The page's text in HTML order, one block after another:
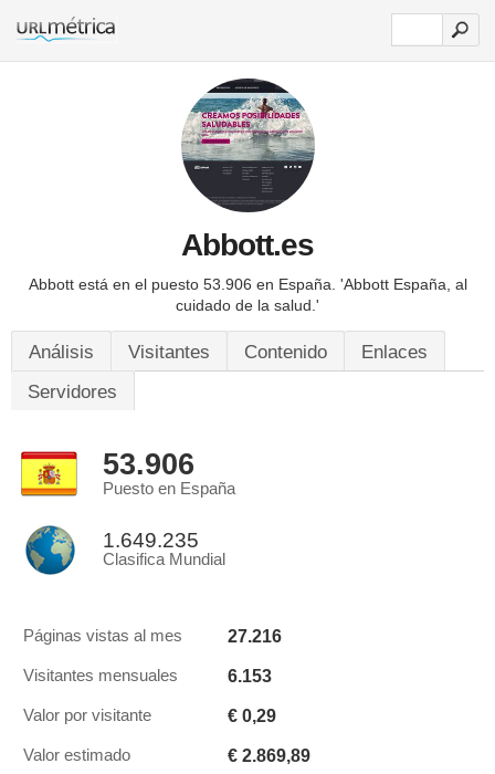
Abbott.es
Abbott está en el puesto 53.906 en España. 'Abbott España, al
cuidado de la salud.'
Análisis Visitantes Contenido
Enlaces
Servidores
53.906
Puesto en España
1.649.235
Clasifica Mundial
Páginas vistas al mes 27.216
Visitantes mensuales 6.153
Valor por visitante € 0,29
Valor estimado € 2.869,89